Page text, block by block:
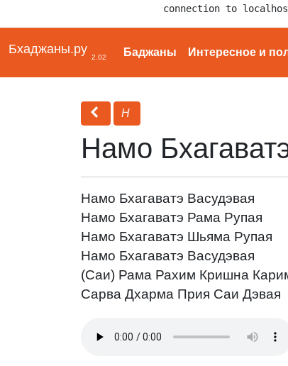
connection to
Бхаджаны.ру
2.02 Баджаны Интересное и
Н
Намо
Намо Бхагаватэ Васудэвая
Намо Бхагаватэ Рама Рупая
Намо Бхагаватэ Шьяма Рупая
Намо Бхагаватэ Васудэвая
(Саи) Рама Рахим Кришна
Сарва Дхарма Прия Саи Дэвая